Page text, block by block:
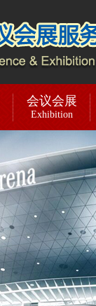
会议会展
Exhibition